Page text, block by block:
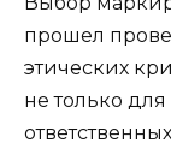
прошел
этических
не только